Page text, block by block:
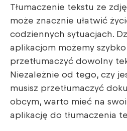
Tłumaczenie tekstu ze
może znacznie ułatwić
codziennych sytuacjach.
aplikacjom możemy szybko
przetłumaczyć dowolny
Niezależnie od tego, czy
musisz przetłumaczyć
obcym, warto mieć na
aplikację do tłumaczenia